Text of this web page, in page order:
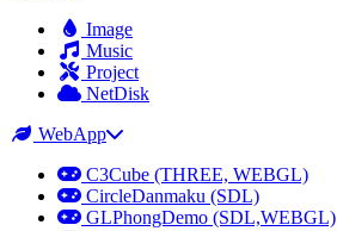
Image
Music
Project
NetDisk
WebApp
C3Cube (THREE, WEBGL)
CircleDanmaku (SDL)
GLPhongDemo (SDL,WEBGL)